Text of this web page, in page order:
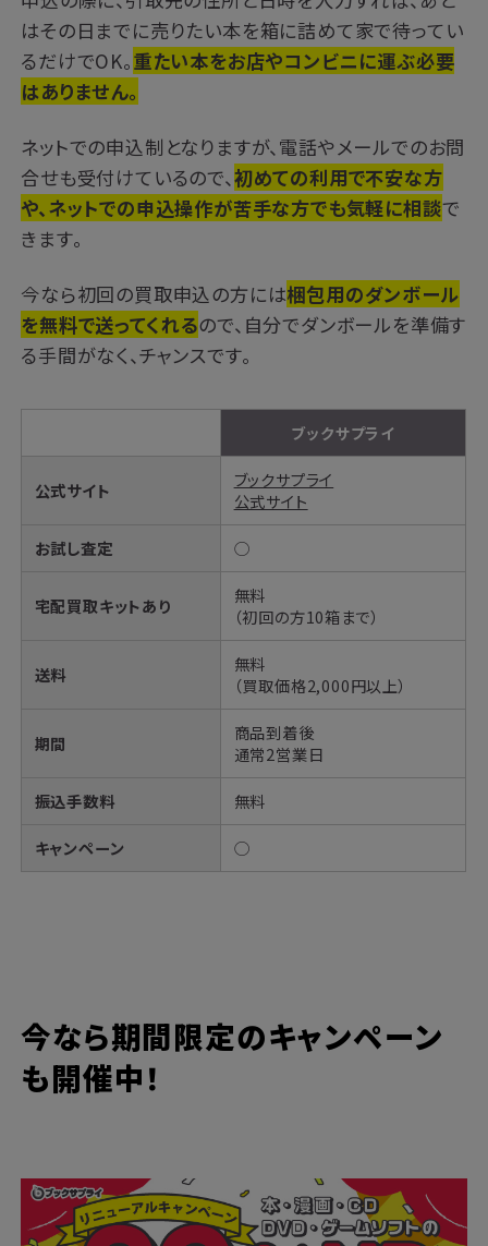
はその日までに売りたい本を箱に詰めて家で待ってい
るだけでOK。重たい本をお店やコンビニに運ぶ必要
はありません。
ネットでの申込制となりますが、電話やメールでのお問
合せも受付けているので、初めての利用で不安な方
や、ネットでの申込操作が苦手な方でも気軽に相談で
きます。
今なら初回の買取申込の方には梱包用のダンボール
を無料で送ってくれるので、自分でダンボールを準備す
る手間がなく、チャンスです。
ブックサプライ
公式サイト
ブックサプライ
公式サイト
お試し査定 ◯
宅配買取キットあり
無料
（初回の方10箱まで）
送料
無料
（買取価格2,000円以上）
期間
商品到着後
通常2営業日
振込手数料 無料
キャンペーン ◯
今なら期間限定のキャンペーン
も開催中！